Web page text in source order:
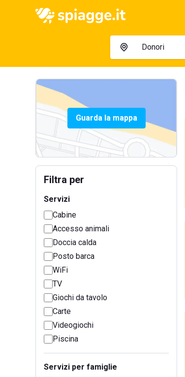
Guarda la mappa
Filtra per
Servizi
Cabine
Accesso animali
Doccia calda
Posto barca
WiFi
TV
Giochi da tavolo
Carte
Videogiochi
Piscina
Servizi per famiglie